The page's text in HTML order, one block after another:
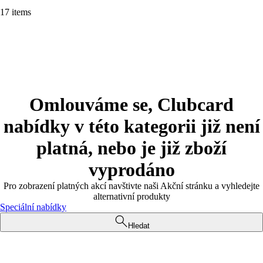
17 items
Omlouváme se, Clubcard
nabídky v této kategorii již není
platná, nebo je již zboží
vyprodáno
Pro zobrazení platných akcí navštivte naši Akční stránku a vyhledejte
alternativní produkty
Speciální nabídky
Hledat